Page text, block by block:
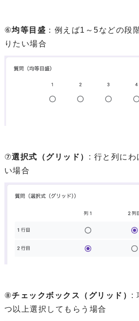
⑥均等目盛 ：例えば1～5などの段
りたい場合
⑦選択式（グリッド） : 行と列にわ
い場合
⑧チェックボックス（グリッド） :
つ以上選択してもらう場合